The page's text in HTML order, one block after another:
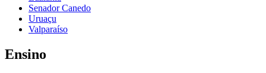
Senador Canedo
Uruaçu
Valparaíso
Ensino